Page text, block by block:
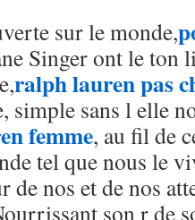
sur le monde,
Singer ont le ton
ralph lauren pas
simple sans l elle
femme, au fil de
tel que nous le
de nos et de nos
son r de